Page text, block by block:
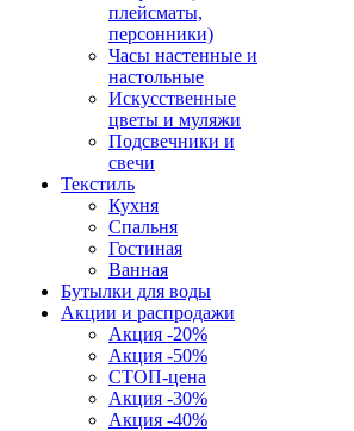
плейсматы,
персонники)
Часы настенные и
настольные
Искусственные
цветы и муляжи
Подсвечники и
свечи
Текстиль
Кухня
Спальня
Гостиная
Ванная
Бутылки для воды
Акции и распродажи
Акция -20%
Акция -50%
СТОП-цена
Акция -30%
Акция -40%